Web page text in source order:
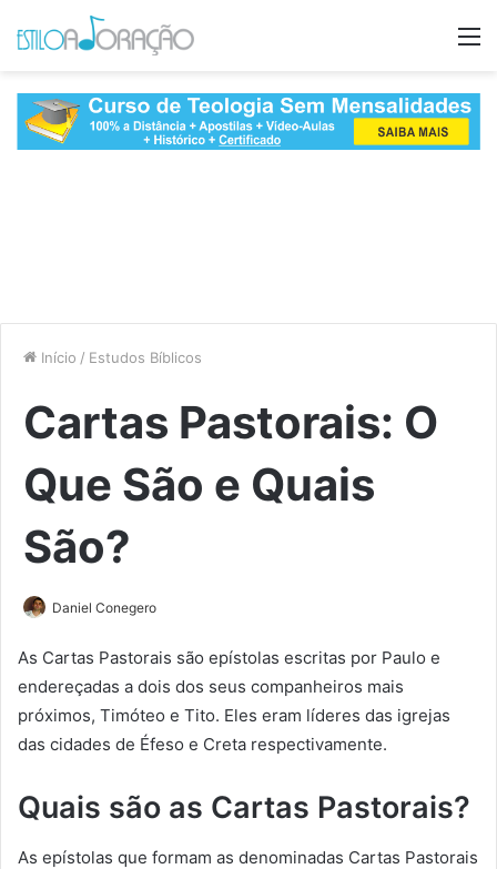
Início / Estudos Bíblicos
Cartas Pastorais: O
Que São e Quais
São?
Daniel Conegero
As Cartas Pastorais são epístolas escritas por Paulo e
endereçadas a dois dos seus companheiros mais
próximos, Timóteo e Tito. Eles eram líderes das igrejas
das cidades de Éfeso e Creta respectivamente.
Quais são as Cartas Pastorais?
As epístolas que formam as denominadas Cartas Pastorais